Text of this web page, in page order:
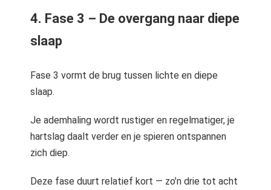
4. Fase 3 – De overgang naar diepe
slaap
Fase 3 vormt de brug tussen lichte en diepe
slaap.
Je ademhaling wordt rustiger en regelmatiger, je
hartslag daalt verder en je spieren ontspannen
zich diep.
Deze fase duurt relatief kort — zo’n drie tot acht